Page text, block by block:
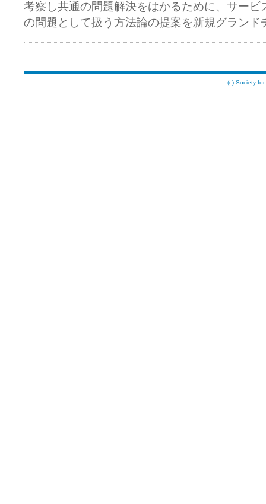
考察し共通の問題解決をはかるために、サー
の問題として扱う方法論の提案を新規グラン
(c) Society